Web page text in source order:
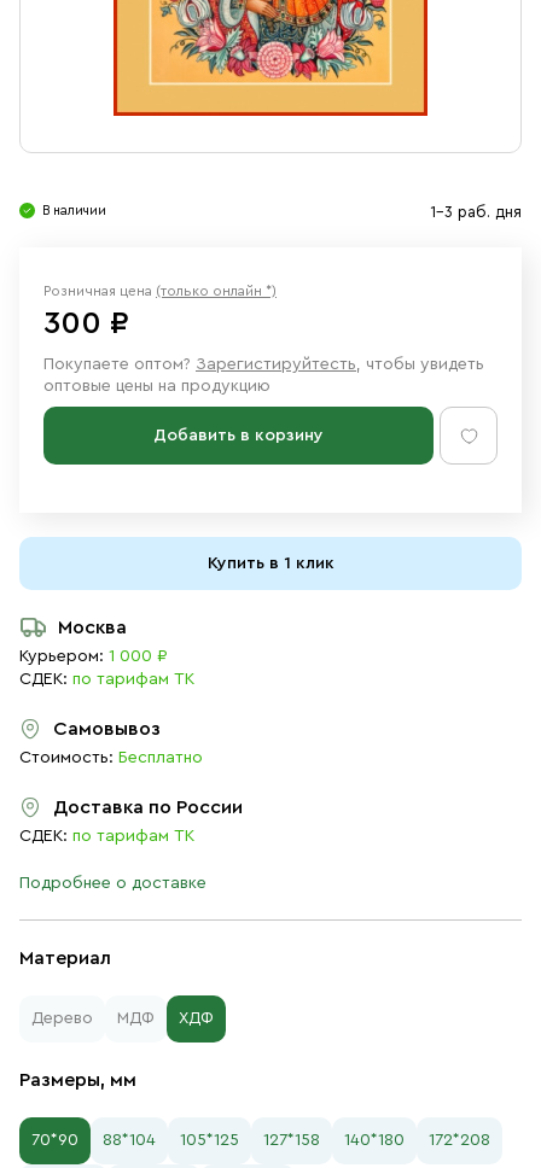
Ювелирные изделия
В наличии 1-3 раб. дня
Материал
Дерево МДФ ХДФ
Размеры, мм
70*90 88*104 105*125 127*158 140*180 172*208
Розничная цена (только онлайн *)
300 ₽
Покупаете оптом? Зарегистируйтесть, чтобы увидеть
оптовые цены на продукцию
Добавить в корзину
Купить в 1 клик
Москва
Курьером: 1 000 ₽
СДЕК: по тарифам ТК
Самовывоз
Стоимость: Бесплатно
Доставка по России
СДЕК: по тарифам ТК
Подробнее о доставке